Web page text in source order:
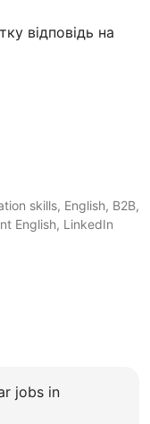
відповідь на
skills, English, B2B,
English, LinkedIn
jobs in